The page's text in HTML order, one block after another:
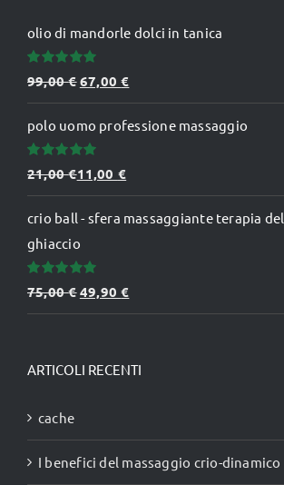
olio di mandorle dolci in tanica
Valutato
5.00su 5
99,00€Il
prezzo
originale
era:
99,00 €.
67,00€
prezzo
attuale
polo uomo professione massaggio
Valutato
5.00su 5
21,00€11,00 €
crio ball - sfera massaggiante terapia del
ghiaccio
Valutato
5.00su 5
75,00€Il
prezzo
era:
49,90€
prezzo
è:
ARTICOLI RECENTI
cache
I benefici del massaggio crio-dinamico